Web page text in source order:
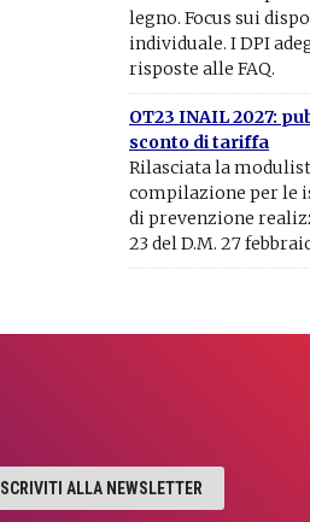
legno. Focus sui
individuale. I DPI
risposte alle FAQ.
OT23 INAIL 2027:
sconto di tariffa
Rilasciata la
compilazione per le
di prevenzione
23 del D.M. 27
ISCRIVITI ALLA NEWSLETTER